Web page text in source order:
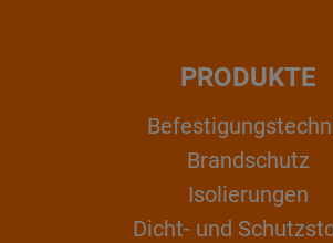
PRODUKTE
Brandschutz
Isolierungen
Dicht- und